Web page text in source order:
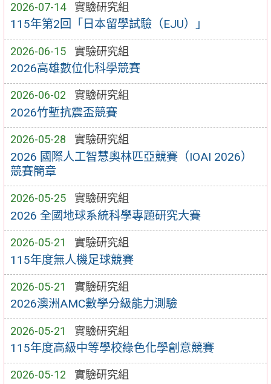
2026-07-14 實驗研究組
115年第2回「日本留學試驗（EJU）」
2026-06-15 實驗研究組
2026高雄數位化科學競賽
2026-06-02 實驗研究組
2026竹塹抗震盃競賽
2026-05-28 實驗研究組
2026 國際人工智慧奧林匹亞競賽（IOAI 2026）
競賽簡章
2026-05-25 實驗研究組
2026 全國地球系統科學專題研究大賽
2026-05-21 實驗研究組
115年度無人機足球競賽
2026-05-21 實驗研究組
2026澳洲AMC數學分級能力測驗
2026-05-21 實驗研究組
115年度高級中等學校綠色化學創意競賽
2026-05-12 實驗研究組